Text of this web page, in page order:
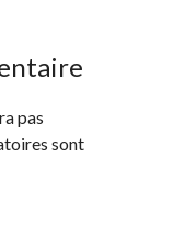
pas
sont